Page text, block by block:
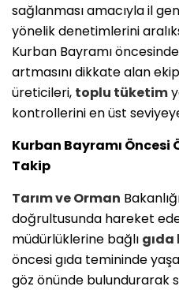
sağlanması amacıyla il
yönelik denetimlerini
Kurban Bayramı
artmasını dikkate alan
üreticileri, toplu tüketim
kontrollerini en üst
Kurban Bayramı Öncesi
Takip
Tarım ve Orman
doğrultusunda hareket
müdürlüklerine bağlı
öncesi gıda temininde
göz önünde bulundurarak